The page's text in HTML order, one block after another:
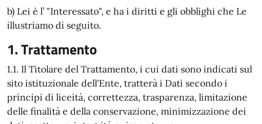
b) Lei è l’ "Interessato", e ha i diritti e gli obblighi che Le
illustriamo di seguito.
1. Trattamento
1.1. Il Titolare del Trattamento, i cui dati sono indicati sul
sito istituzionale dell'Ente, tratterà i Dati secondo i
principi di liceità, correttezza, trasparenza, limitazione
delle finalità e della conservazione, minimizzazione dei